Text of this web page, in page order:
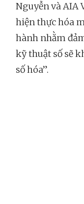
Nguyễn và AIA
hiện thực hóa
hành nhằm
kỹ thuật số sẽ
số hóa”.